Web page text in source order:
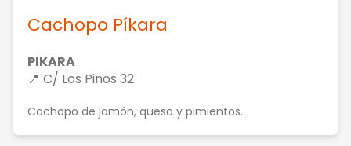
Cachopo Píkara
PIKARA
📍 C/ Los Pinos 32
Cachopo de jamón, queso y pimientos.